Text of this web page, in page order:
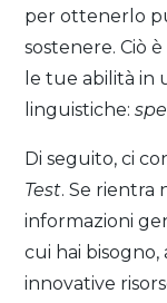
per ottenerlo
sostenere. Ciò
le tue abilità in
linguistiche:
Di seguito, ci
Test. Se rientra
informazioni
cui hai
innovative